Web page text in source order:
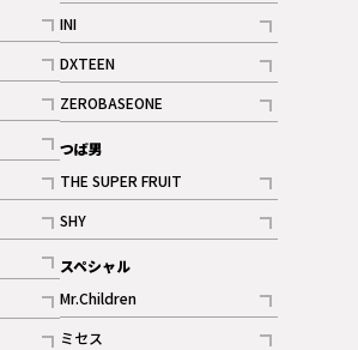
記事
INI
記事
ギャラリー
DXTEEN
記事
ギャラリー
ZEROBASEONE
記事
つば男
THE SUPER FRUIT
記事
SHY
記事
スペシャル
Mr.Children
記事
ミセス